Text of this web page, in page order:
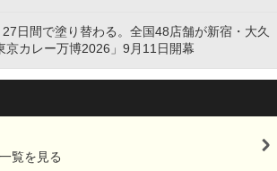
日間で塗り替わる。全国48店舗が新宿・大久
京カレー万博2026」9月11日開幕
覧を見る